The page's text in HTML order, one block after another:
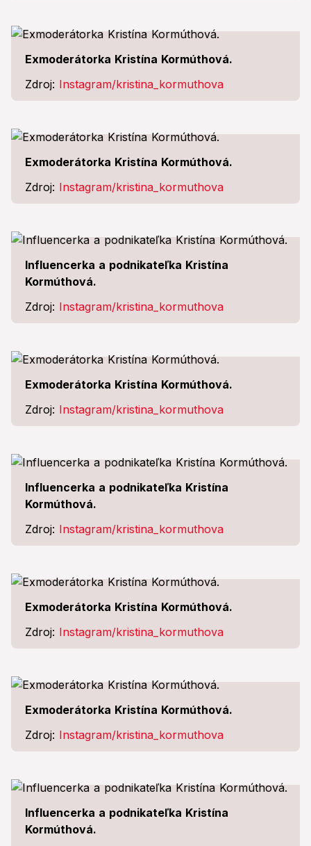
Exmoderátorka Kristína Kormúthová.
Zdroj: Instagram/kristina_kormuthova
Exmoderátorka Kristína Kormúthová.
Zdroj: Instagram/kristina_kormuthova
Influencerka a podnikateľka Kristína
Kormúthová.
Zdroj: Instagram/kristina_kormuthova
Exmoderátorka Kristína Kormúthová.
Zdroj: Instagram/kristina_kormuthova
Influencerka a podnikateľka Kristína
Kormúthová.
Zdroj: Instagram/kristina_kormuthova
Exmoderátorka Kristína Kormúthová.
Zdroj: Instagram/kristina_kormuthova
Exmoderátorka Kristína Kormúthová.
Zdroj: Instagram/kristina_kormuthova
Influencerka a podnikateľka Kristína
Kormúthová.